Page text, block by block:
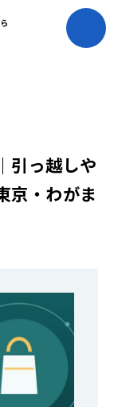
引っ越しや
京・わがま